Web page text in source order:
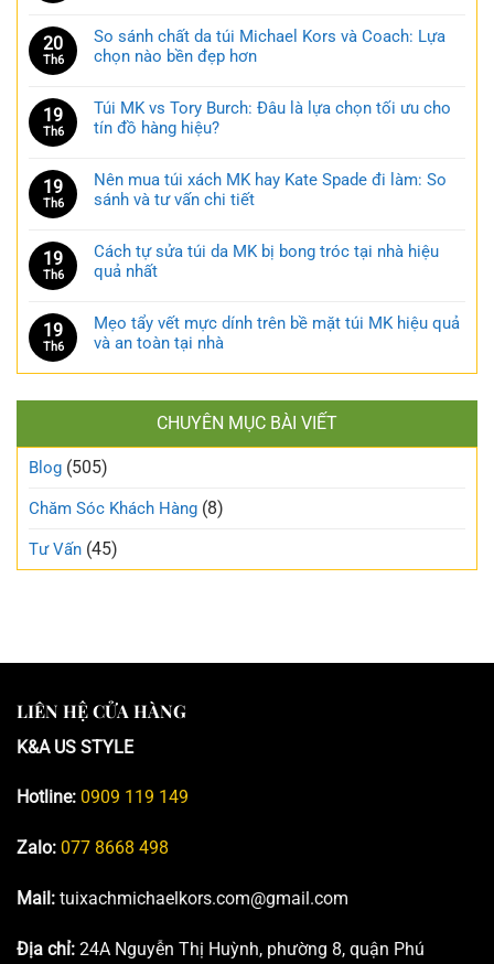
20
Th6
So sánh chất da túi Michael Kors và Coach: Lựa
chọn nào bền đẹp hơn
19
Th6
Túi MK vs Tory Burch: Đâu là lựa chọn tối ưu cho
tín đồ hàng hiệu?
19
Th6
Nên mua túi xách MK hay Kate Spade đi làm: So
sánh và tư vấn chi tiết
19
Th6
Cách tự sửa túi da MK bị bong tróc tại nhà hiệu
quả nhất
19
Th6
Mẹo tẩy vết mực dính trên bề mặt túi MK hiệu quả
và an toàn tại nhà
CHUYÊN MỤC BÀI VIẾT
Blog (505)
Chăm Sóc Khách Hàng (8)
Tư Vấn (45)
LIÊN HỆ CỬA HÀNG
K&A US STYLE
Hotline: 0909 119 149
Zalo: 077 8668 498
Mail: tuixachmichaelkors.com@gmail.com
Địa chỉ: 24A Nguyễn Thị Huỳnh, phường 8, quận Phú